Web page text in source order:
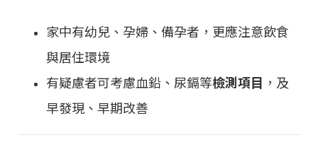
家中有幼兒、孕婦、備孕者，更應注意飲食
與居住環境
有疑慮者可考慮血鉛、尿鎘等檢測項目 ，及
早發現、早期改善